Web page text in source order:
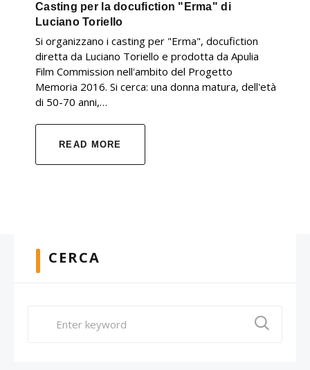
Casting per la docufiction "Erma" di
Luciano Toriello
Si organizzano i casting per "Erma", docufiction
diretta da Luciano Toriello e prodotta da Apulia
Film Commission nell'ambito del Progetto
Memoria 2016. Si cerca: una donna matura, dell'età
di 50-70 anni,…
READ MORE
CERCA